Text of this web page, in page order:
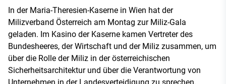
In der Maria-Theresien-Kaserne in Wien hat der
Milizverband Österreich am Montag zur Miliz-Gala
geladen. Im Kasino der Kaserne kamen Vertreter des
Bundesheeres, der Wirtschaft und der Miliz zusammen, um
über die Rolle der Miliz in der österreichischen
Sicherheitsarchitektur und über die Verantwortung von
Unternehmen in der Landesverteidigung zu sprechen.